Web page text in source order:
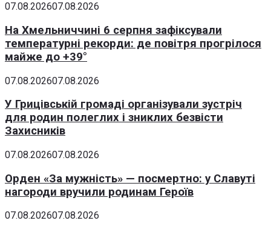
07.08.202607.08.2026
На Хмельниччині 6 серпня зафіксували
температурні рекорди: де повітря прогрілося
майже до +39°
07.08.202607.08.2026
У Грицівській громаді організували зустріч
для родин полеглих і зниклих безвісти
Захисників
07.08.202607.08.2026
Орден «За мужність» — посмертно: у Славуті
нагороди вручили родинам Героїв
07.08.202607.08.2026